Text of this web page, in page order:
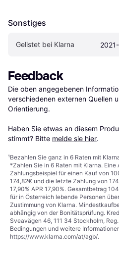
Sonstiges
Gelistet bei Klarna
Feedback
Die oben angegebenen
verschiedenen externen Quellen
Orientierung.
Haben Sie etwas an diesem
stimmt? Bitte melde sie hier.
¹Bezahlen Sie ganz in 6 Raten mit
*Zahlen Sie in 6 Raten mit Klarna.
Zahlungsbeispiel für einen Kauf von
174,82€ und die letzte Zahlung von
17,90% APR 17,90%. Gesamtbetrag
für in Österreich lebende Personen
Zustimmung von Klarna.
abhängig von der Bonitätsprüfung.
Sveavägen 46, 111 34 Stockholm,
Bedingungen und weitere
https://www.klarna.com/at/agb/.